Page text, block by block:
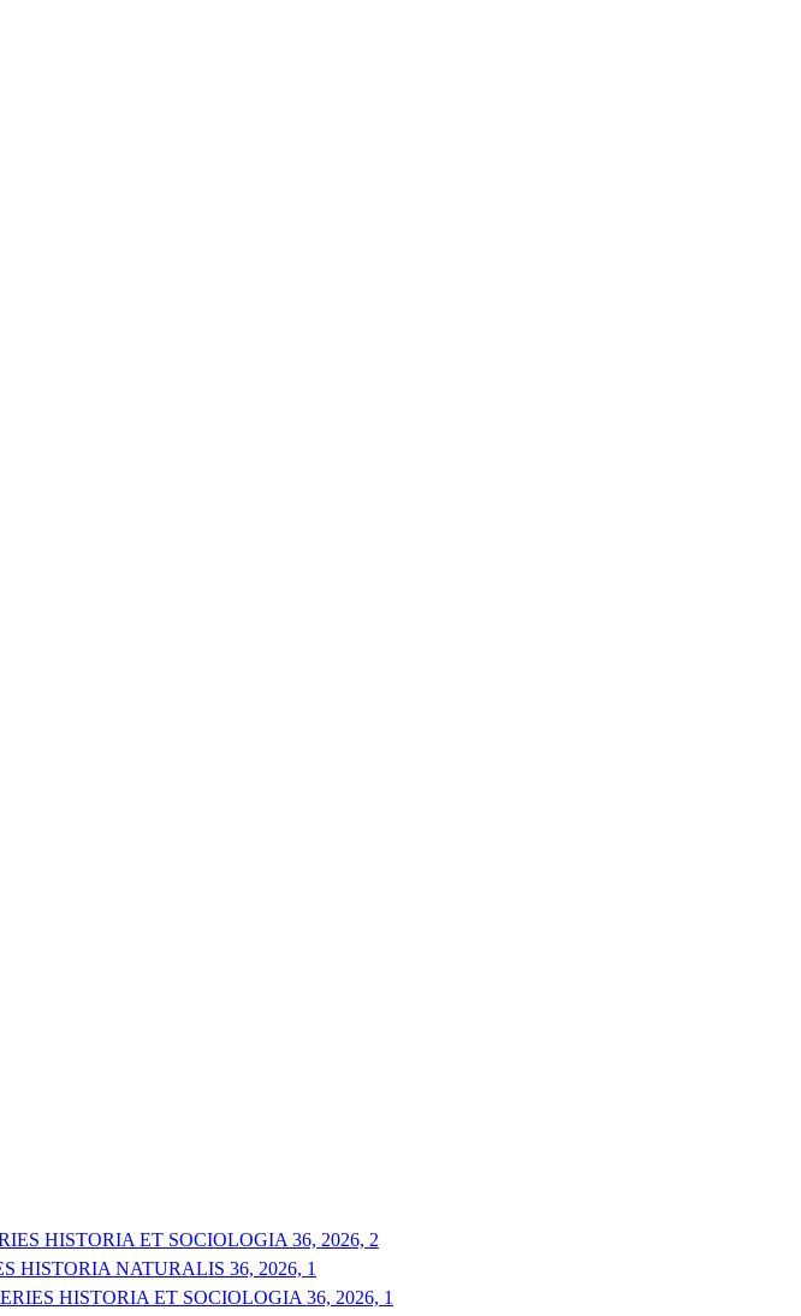
HISTORIA ET SOCIOLOGIA 36, 2026, 2
HISTORIA NATURALIS 36, 2026, 1
HISTORIA ET SOCIOLOGIA 36, 2026, 1